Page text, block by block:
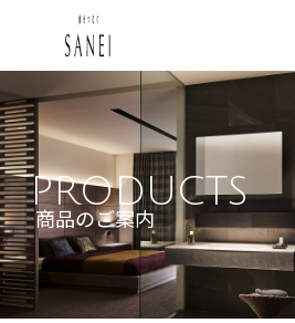
PRODUCTS
商品のご案内